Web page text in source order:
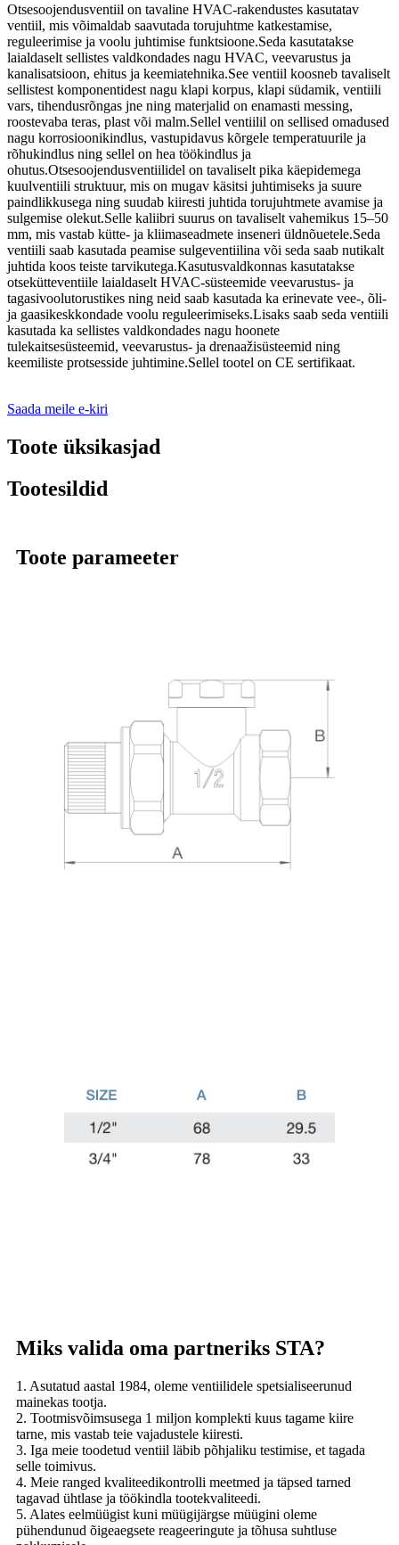
Otsesoojendusventiil on tavaline HVAC-rakendustes kasutatav
ventiil, mis võimaldab saavutada torujuhtme katkestamise,
reguleerimise ja voolu juhtimise funktsioone.Seda kasutatakse
laialdaselt sellistes valdkondades nagu HVAC, veevarustus ja
kanalisatsioon, ehitus ja keemiatehnika.See ventiil koosneb tavaliselt
sellistest komponentidest nagu klapi korpus, klapi südamik, ventiili
vars, tihendusrõngas jne ning materjalid on enamasti messing,
roostevaba teras, plast või malm.Sellel ventiilil on sellised omadused
nagu korrosioonikindlus, vastupidavus kõrgele temperatuurile ja
rõhukindlus ning sellel on hea töökindlus ja
ohutus.Otsesoojendusventiilidel on tavaliselt pika käepidemega
kuulventiili struktuur, mis on mugav käsitsi juhtimiseks ja suure
paindlikkusega ning suudab kiiresti juhtida torujuhtmete avamise ja
sulgemise olekut.Selle kaliibri suurus on tavaliselt vahemikus 15–50
mm, mis vastab kütte- ja kliimaseadmete inseneri üldnõuetele.Seda
ventiili saab kasutada peamise sulgeventiilina või seda saab nutikalt
juhtida koos teiste tarvikutega.Kasutusvaldkonnas kasutatakse
otsekütteventiile laialdaselt HVAC-süsteemide veevarustus- ja
tagasivoolutorustikes ning neid saab kasutada ka erinevate vee-, õli-
ja gaasikeskkondade voolu reguleerimiseks.Lisaks saab seda ventiili
kasutada ka sellistes valdkondades nagu hoonete
tulekaitsesüsteemid, veevarustus- ja drenaažisüsteemid ning
keemiliste protsesside juhtimine.Sellel tootel on CE sertifikaat.
Saada meile e-kiri
Toote üksikasjad
Tootesildid
Toote parameeter
Miks valida oma partneriks STA?
1. Asutatud aastal 1984, oleme ventiilidele spetsialiseerunud
mainekas tootja.
2. Tootmisvõimsusega 1 miljon komplekti kuus tagame kiire
tarne, mis vastab teie vajadustele kiiresti.
3. Iga meie toodetud ventiil läbib põhjaliku testimise, et tagada
selle toimivus.
4. Meie ranged kvaliteedikontrolli meetmed ja täpsed tarned
tagavad ühtlase ja töökindla tootekvaliteedi.
5. Alates eelmüügist kuni müügijärgse müügini oleme
pühendunud õigeaegsete reageeringute ja tõhusa suhtluse